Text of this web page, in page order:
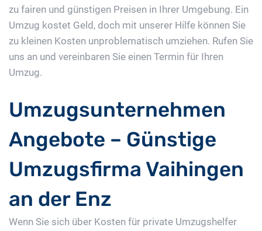
zu fairen und günstigen Preisen in Ihrer Umgebung. Ein
Umzug kostet Geld, doch mit unserer Hilfe können Sie
zu kleinen Kosten unproblematisch umziehen. Rufen Sie
uns an und vereinbaren Sie einen Termin für Ihren
Umzug.
Umzugsunternehmen
Angebote – Günstige
Umzugsfirma Vaihingen
an der Enz
Wenn Sie sich über Kosten für private Umzugshelfer